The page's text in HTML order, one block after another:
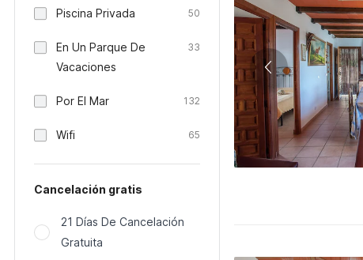
Piscina Privada 50
En Un Parque De
Vacaciones
33
Por El Mar 132
Wifi 65
Cancelación gratis
21 Días De Cancelación
Gratuita